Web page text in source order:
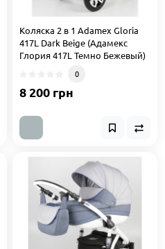
Коляска 2 в 1 Adamex Gloria
417L Dark Beige (Адамекс
Глория 417L Темно Бежевый)
0
8 200 грн